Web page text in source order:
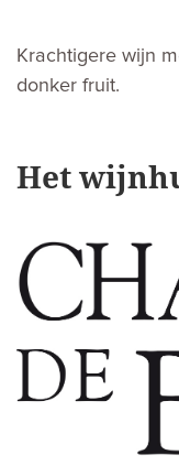
Krachtigere wijn
donker fruit.
Het